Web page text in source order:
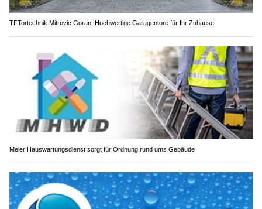
TFTortechnik Mitrovic Goran: Hochwertige Garagentore für Ihr Zuhause
Meier Hauswartungsdienst sorgt für Ordnung rund ums Gebäude